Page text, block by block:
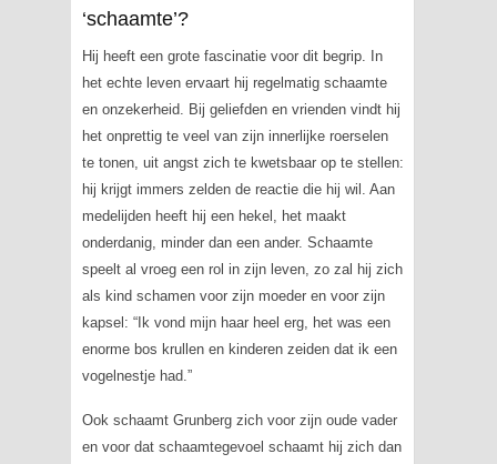
‘schaamte’?
Hij heeft een grote fascinatie voor dit begrip. In
het echte leven ervaart hij regelmatig schaamte
en onzekerheid. Bij geliefden en vrienden vindt hij
het onprettig te veel van zijn innerlijke roerselen
te tonen, uit angst zich te kwetsbaar op te stellen:
hij krijgt immers zelden de reactie die hij wil. Aan
medelijden heeft hij een hekel, het maakt
onderdanig, minder dan een ander. Schaamte
speelt al vroeg een rol in zijn leven, zo zal hij zich
als kind schamen voor zijn moeder en voor zijn
kapsel: “Ik vond mijn haar heel erg, het was een
enorme bos krullen en kinderen zeiden dat ik een
vogelnestje had.”
Ook schaamt Grunberg zich voor zijn oude vader
en voor dat schaamtegevoel schaamt hij zich dan